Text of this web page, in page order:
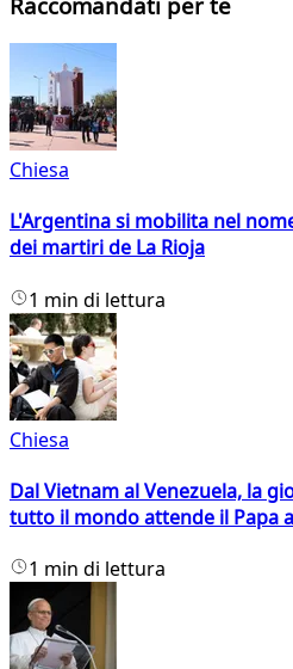
Chiesa
L'Argentina si mobilita nel
dei martiri de La Rioja
1 min di lettura
Chiesa
Dal Vietnam al Venezuela, la
tutto il mondo attende il Papa
1 min di lettura